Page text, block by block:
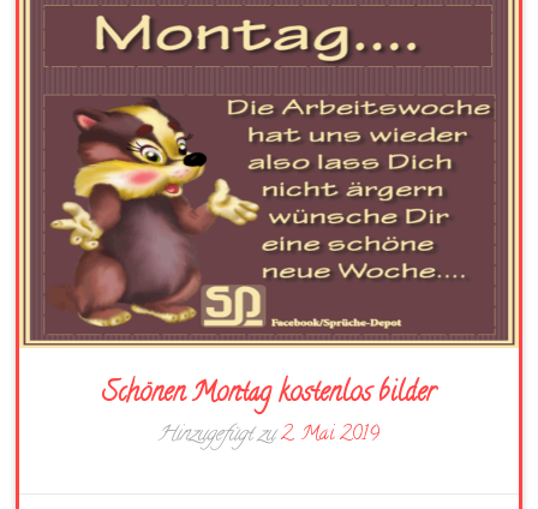
Schönen Montag kostenlos bilder
Hinzugefügt zu2. Mai 2019